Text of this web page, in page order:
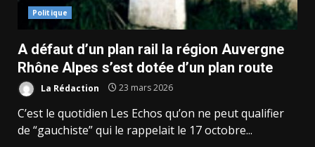
Politique
A défaut d’un plan rail la région Auvergne
Rhône Alpes s’est dotée d’un plan route
La Rédaction 23 mars 2026
C’est le quotidien Les Echos qu’on ne peut qualifier
de “gauchiste” qui le rappelait le 17 octobre...